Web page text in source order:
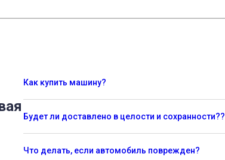
Как купить машину?
Будет ли доставлено в целости и сохранности??
Что делать, если автомобиль поврежден?